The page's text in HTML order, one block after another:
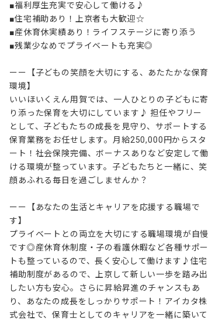
■福利厚生充実で安心して働ける♪
■住宅補助あり！上京者も大歓迎☆
■産休育休実績あり！ライフステージに寄り添う
■残業少なめでプライベートも充実◎
ーー【子どもの笑顔を大切にする、あたたかな保育
環境】
いいほいくえん用賀では、一人ひとりの子どもに寄
り添った保育を大切にしています♪ 担任やフリー
として、子どもたちの成長を見守り、サポートする
保育業務をお任せします。月給250,000円からスタ
ート！社会保険完備、ボーナスありなど安定して働
ける環境が整っています。子どもたちと一緒に、笑
顔あふれる毎日を過ごしませんか？
ーー【あなたの生活とキャリアを応援する職場で
す】
プライベートとの両立を大切にする職場環境が自慢
です◎産休育休制度・子の看護休暇など各種サポー
トも整っているので、長く安心して働けます♪住宅
補助制度があるので、上京して新しい一歩を踏み出
したい方も安心。さらに昇給昇進のチャンスもあ
り、あなたの成長をしっかりサポート！アイカタ株
式会社で、保育士としてのキャリアを一緒に築いて